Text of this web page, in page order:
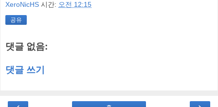
XeroNicHS 시간: 오전 12:15
공유
댓글 없음:
댓글 쓰기